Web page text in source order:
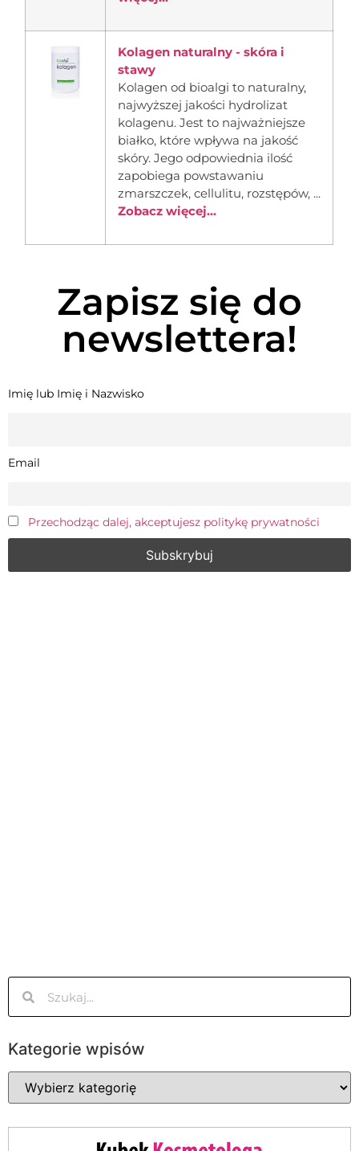
Kolagen naturalny - skóra i
stawy
Kolagen od bioalgi to naturalny,
najwyższej jakości hydrolizat
kolagenu. Jest to najważniejsze
białko, które wpływa na jakość
skóry. Jego odpowiednia ilość
zapobiega powstawaniu
zmarszczek, cellulitu, rozstępów, ...
Zobacz więcej...
Zapisz się do
newslettera!
Imię lub Imię i Nazwisko
Email
Przechodząc dalej, akceptujesz politykę prywatności
Kategorie wpisów